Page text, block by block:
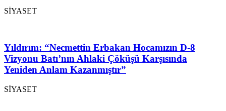
SİYASET
Yıldırım: “Necmettin Erbakan Hocamızın D-8
Vizyonu Batı’nın Ahlaki Çöküşü Karşısında
Yeniden Anlam Kazanmıştır”
SİYASET